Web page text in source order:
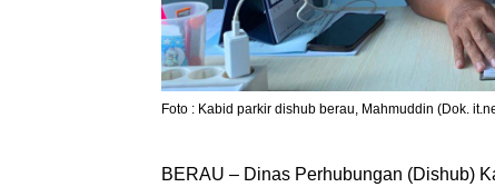
Foto : Kabid parkir dishub berau, Mahmuddin (Dok.
BERAU – Dinas Perhubungan (Dishub)